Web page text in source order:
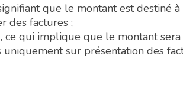
que le montant est destiné
des factures ;
, ce qui implique que le montant
sur présentation des